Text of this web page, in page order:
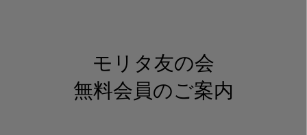
モリタ友の会
無料会員のご案内